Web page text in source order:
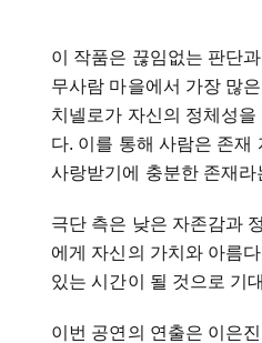
이 작품은 끊임없는 판단
무사람 마을에서 가장 많
치넬로가 자신의 정체성
다. 이를 통해 사람은 존재
사랑받기에 충분한 존재
극단 측은 낮은 자존감과
에게 자신의 가치와 아름
있는 시간이 될 것으로 기
이번 공연의 연출은 이은